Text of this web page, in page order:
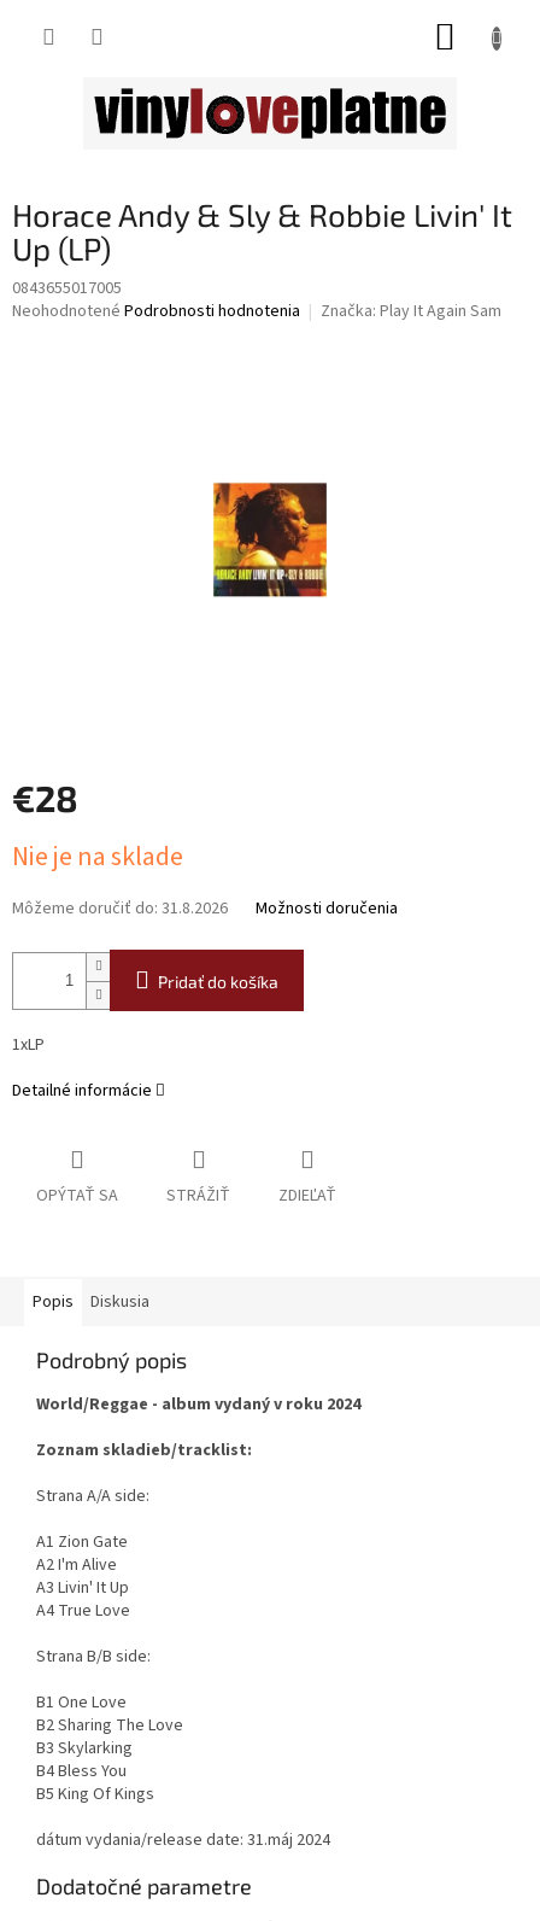
Horace Andy & Sly & Robbie Livin' It
Up (LP)
0843655017005
Priemerné
Neohodnotené Podrobnosti hodnotenia Značka: Play It Again Sam
€28
cena:
Nie je na sklade
Môžeme doručiť do: 31.8.2026 Možnosti doručenia
Pridať do košíka
1xLP
Detailné informácie
OPÝTAŤ SA STRÁŽIŤ ZDIEĽAŤ
Popis Diskusia
Podrobný popis
World/Reggae - album vydaný v roku 2024
Zoznam skladieb/tracklist:
Strana A/A side:
A1 Zion Gate
A2 I'm Alive
A3 Livin' It Up
A4 True Love
Strana B/B side:
B1 One Love
B2 Sharing The Love
B3 Skylarking
B4 Bless You
B5 King Of Kings
dátum vydania/release date: 31.máj 2024
Dodatočné parametre